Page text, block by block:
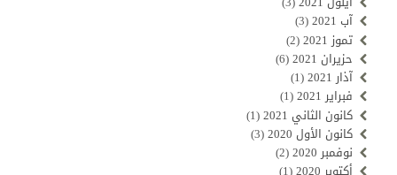
آب 2021
(3)
تموز 2021
(2)
حزيران 2021
(6)
آذار 2021
(1)
فبراير 2021
(1)
كانون الثاني 2021
(1)
كانون الأول 2020
(3)
نوفمبر 2020
(2)